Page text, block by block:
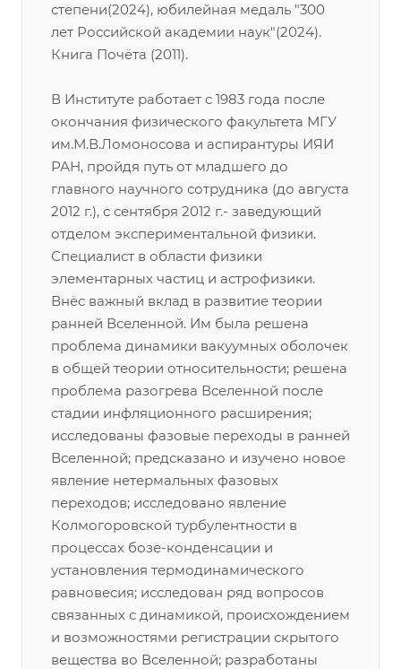
степени(2024), юбилейная медаль "300
лет Российской академии наук"(2024).
Книга Почёта (2011).
В Институте работает с 1983 года после
окончания физического факультета МГУ
им.М.В.Ломоносова и аспирантуры ИЯИ
РАН, пройдя путь от младшего до
главного научного сотрудника (до августа
2012 г.), с сентября 2012 г.- заведующий
отделом экспериментальной физики.
Специалист в области физики
элементарных частиц и астрофизики.
Внёс важный вклад в развитие теории
ранней Вселенной. Им была решена
проблема динамики вакуумных оболочек
в общей теории относительности; решена
проблема разогрева Вселенной после
стадии инфляционного расширения;
исследованы фазовые переходы в ранней
Вселенной; предсказано и изучено новое
явление нетермальных фазовых
переходов; исследовано явление
Колмогоровской турбулентности в
процессах бозе-конденсации и
установления термодинамического
равновесия; исследован ряд вопросов
связанных с динамикой, происхождением
и возможностями регистрации скрытого
вещества во Вселенной; разработаны